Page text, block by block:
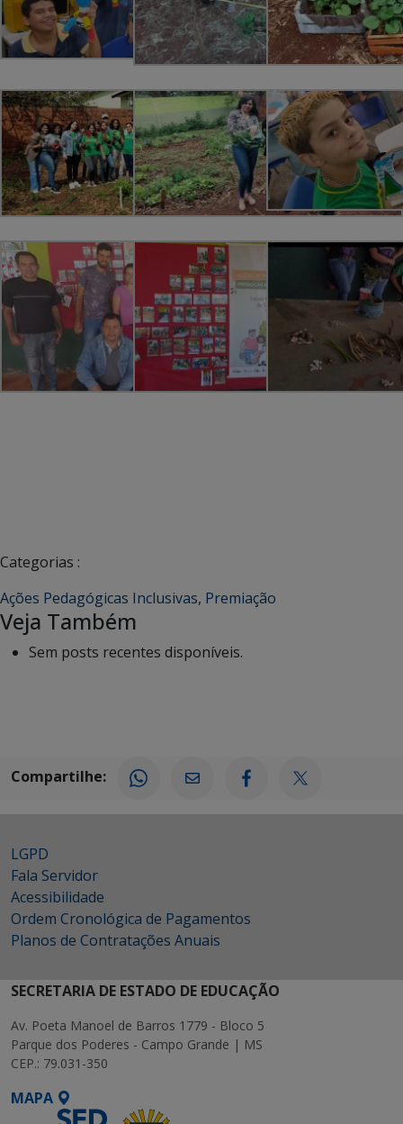
Categorias :
Ações Pedagógicas Inclusivas, Premiação
Veja Também
Sem posts recentes disponíveis.
Compartilhe:
LGPD
Fala Servidor
Acessibilidade
Ordem Cronológica de Pagamentos
Planos de Contratações Anuais
SECRETARIA DE ESTADO DE EDUCAÇÃO
Av. Poeta Manoel de Barros 1779 - Bloco 5
Parque dos Poderes - Campo Grande | MS
CEP.: 79.031-350
MAPA